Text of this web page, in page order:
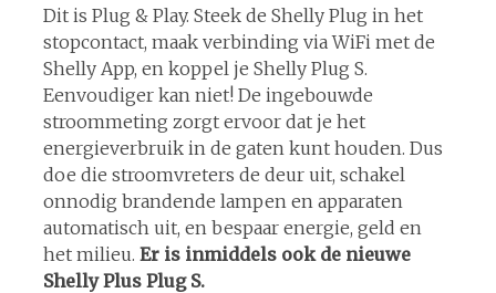
Dit is Plug & Play. Steek de Shelly Plug in het
stopcontact, maak verbinding via WiFi met de
Shelly App, en koppel je Shelly Plug S.
Eenvoudiger kan niet! De ingebouwde
stroommeting zorgt ervoor dat je het
energieverbruik in de gaten kunt houden. Dus
doe die stroomvreters de deur uit, schakel
onnodig brandende lampen en apparaten
automatisch uit, en bespaar energie, geld en
het milieu. Er is inmiddels ook de nieuwe
Shelly Plus Plug S.